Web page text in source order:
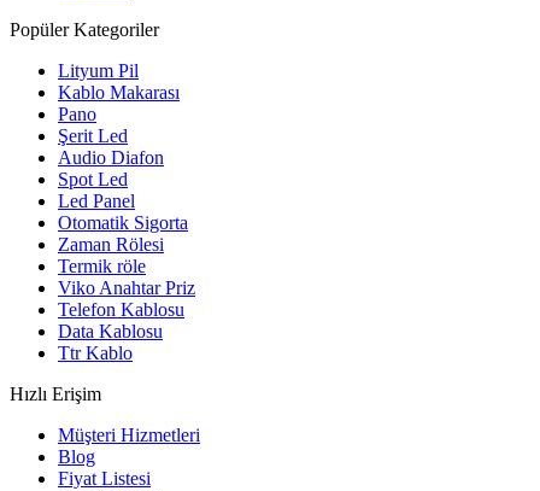
Popüler Kategoriler
Lityum Pil
Kablo Makarası
Pano
Şerit Led
Audio Diafon
Spot Led
Led Panel
Otomatik Sigorta
Zaman Rölesi
Termik röle
Viko Anahtar Priz
Telefon Kablosu
Data Kablosu
Ttr Kablo
Hızlı Erişim
Müşteri Hizmetleri
Blog
Fiyat Listesi